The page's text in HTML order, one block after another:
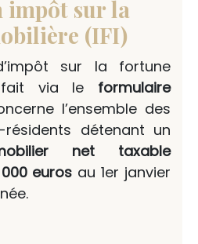
impôt sur la
(IFI)
sur la fortune
fait via le formulaire
l’ensemble des
détenant un
net taxable
euros au 1er janvier